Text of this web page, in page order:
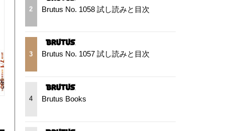
2 Brutus No. 1058 試し読みと目次
3 Brutus No. 1057 試し読みと目次
4 Brutus Books